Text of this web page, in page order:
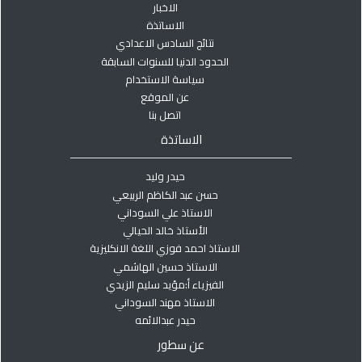
الاخبار
الاساتذة
نتائج السادس الاعدادي
الحدود الدنيا للسنوات السابقة
سياسة الاستخدام
عن الموقع
اتصل بنا
الاساتذة
حيدر وليد
حسن عبد الكاظم الربيعي
الاستاذ علي السوداني
الأستاذ خالد الحيالي
الاستاذ احمد فوزي اللغة الانكليزية
الاستاذ حسين الهاشمي
الفيزياء أ:مؤيد سليم الزيدي
الاستاذ مهند السوداني
حيدر عبدالائمه
عن سطور